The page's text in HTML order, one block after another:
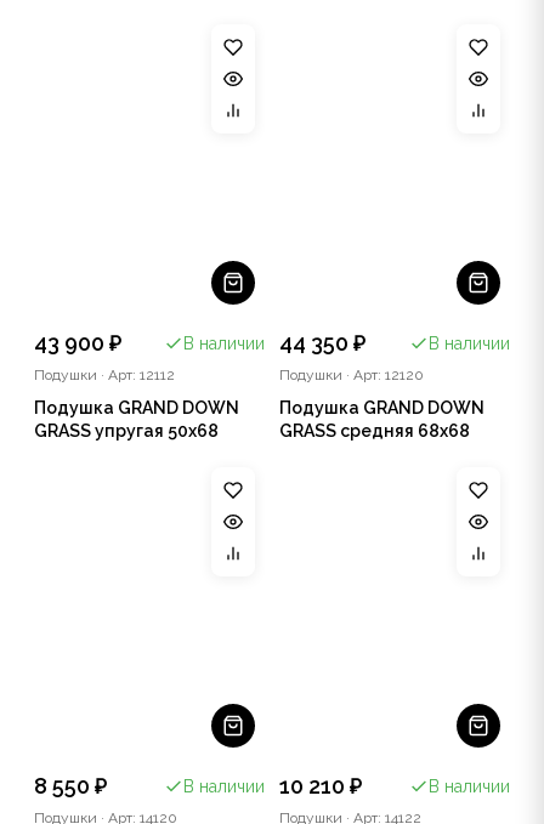
43 900 ₽ В наличии
Подушки · Арт: 12112
Подушка GRAND DOWN
GRASS упругая 50x68
44 350 ₽ В наличии
Подушки · Арт: 12120
Подушка GRAND DOWN
GRASS средняя 68х68
8 550 ₽ В наличии
Подушки · Арт: 14120
10 210 ₽ В наличии
Подушки · Арт: 14122